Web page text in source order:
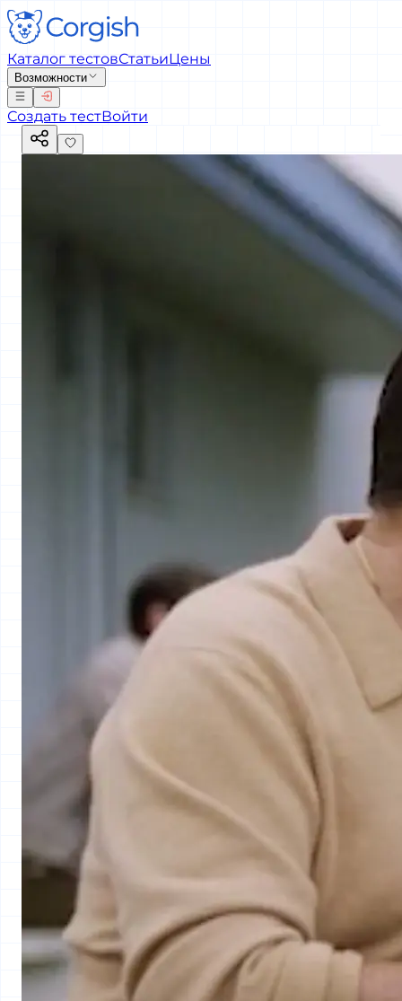
Каталог тестовСтатьиЦены
Возможности
Создать тестВойти